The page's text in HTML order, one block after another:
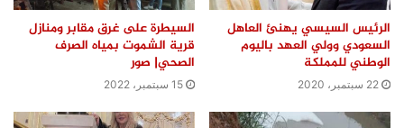
الرئيس السيسي يهنئ العاهل
السعودي وولي العهد باليوم
الوطني للمملكة
22 سبتمبر، 2020
السيطرة على غرق مقابر ومنازل
قرية الشموت بمياه الصرف
الصحي| صور
15 سبتمبر، 2022